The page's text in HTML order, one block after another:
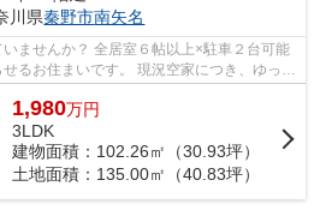
川県秦野市南矢名
ませんか？ 全居室６帖以上×駐車２台可能
るお住まいです。 現況空家につき、ゆっく
お問...
1,980万円
3LDK
建物面積：102.26㎡（30.93坪）
土地面積：135.00㎡（40.83坪）